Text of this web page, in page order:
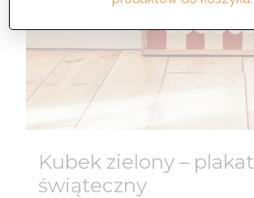
Kubek zielony – plakat
świąteczny